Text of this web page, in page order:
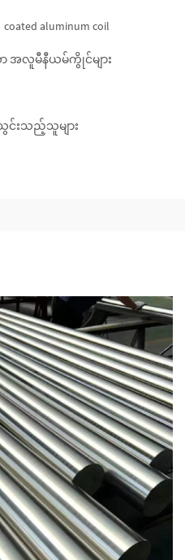
coated aluminum coil
အလူမီနီယမ်ကွိုင်များ
းသည့်သူများ